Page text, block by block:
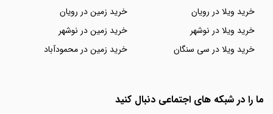
خرید ویلا در رویان
خرید ویلا در نوشهر
خرید ویلا در سی سنگان
خرید زمین در رویان
خرید زمین در نوشهر
خرید زمین در محمودآباد
ما را در شبکه های اجتماعی دنبال کنید